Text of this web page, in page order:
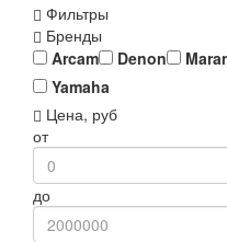
Фильтры
Бренды
Arcam
Denon
Yamaha
Цена, руб
от
до